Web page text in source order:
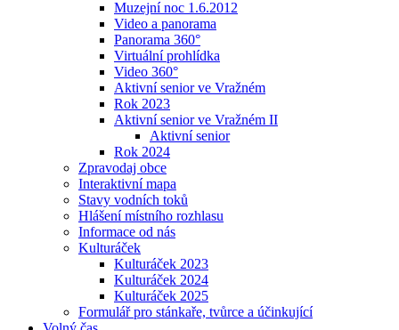
Muzejní noc 1.6.2012
Video a panorama
Panorama 360°
Virtuální prohlídka
Video 360°
Aktivní senior ve Vražném
Rok 2023
Aktivní senior ve Vražném II
Aktivní senior
Rok 2024
Zpravodaj obce
Interaktivní mapa
Stavy vodních toků
Hlášení místního rozhlasu
Informace od nás
Kulturáček
Kulturáček 2023
Kulturáček 2024
Kulturáček 2025
Formulář pro stánkaře, tvůrce a účinkující